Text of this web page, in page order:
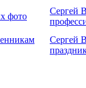
фото
Сергей
Сергей